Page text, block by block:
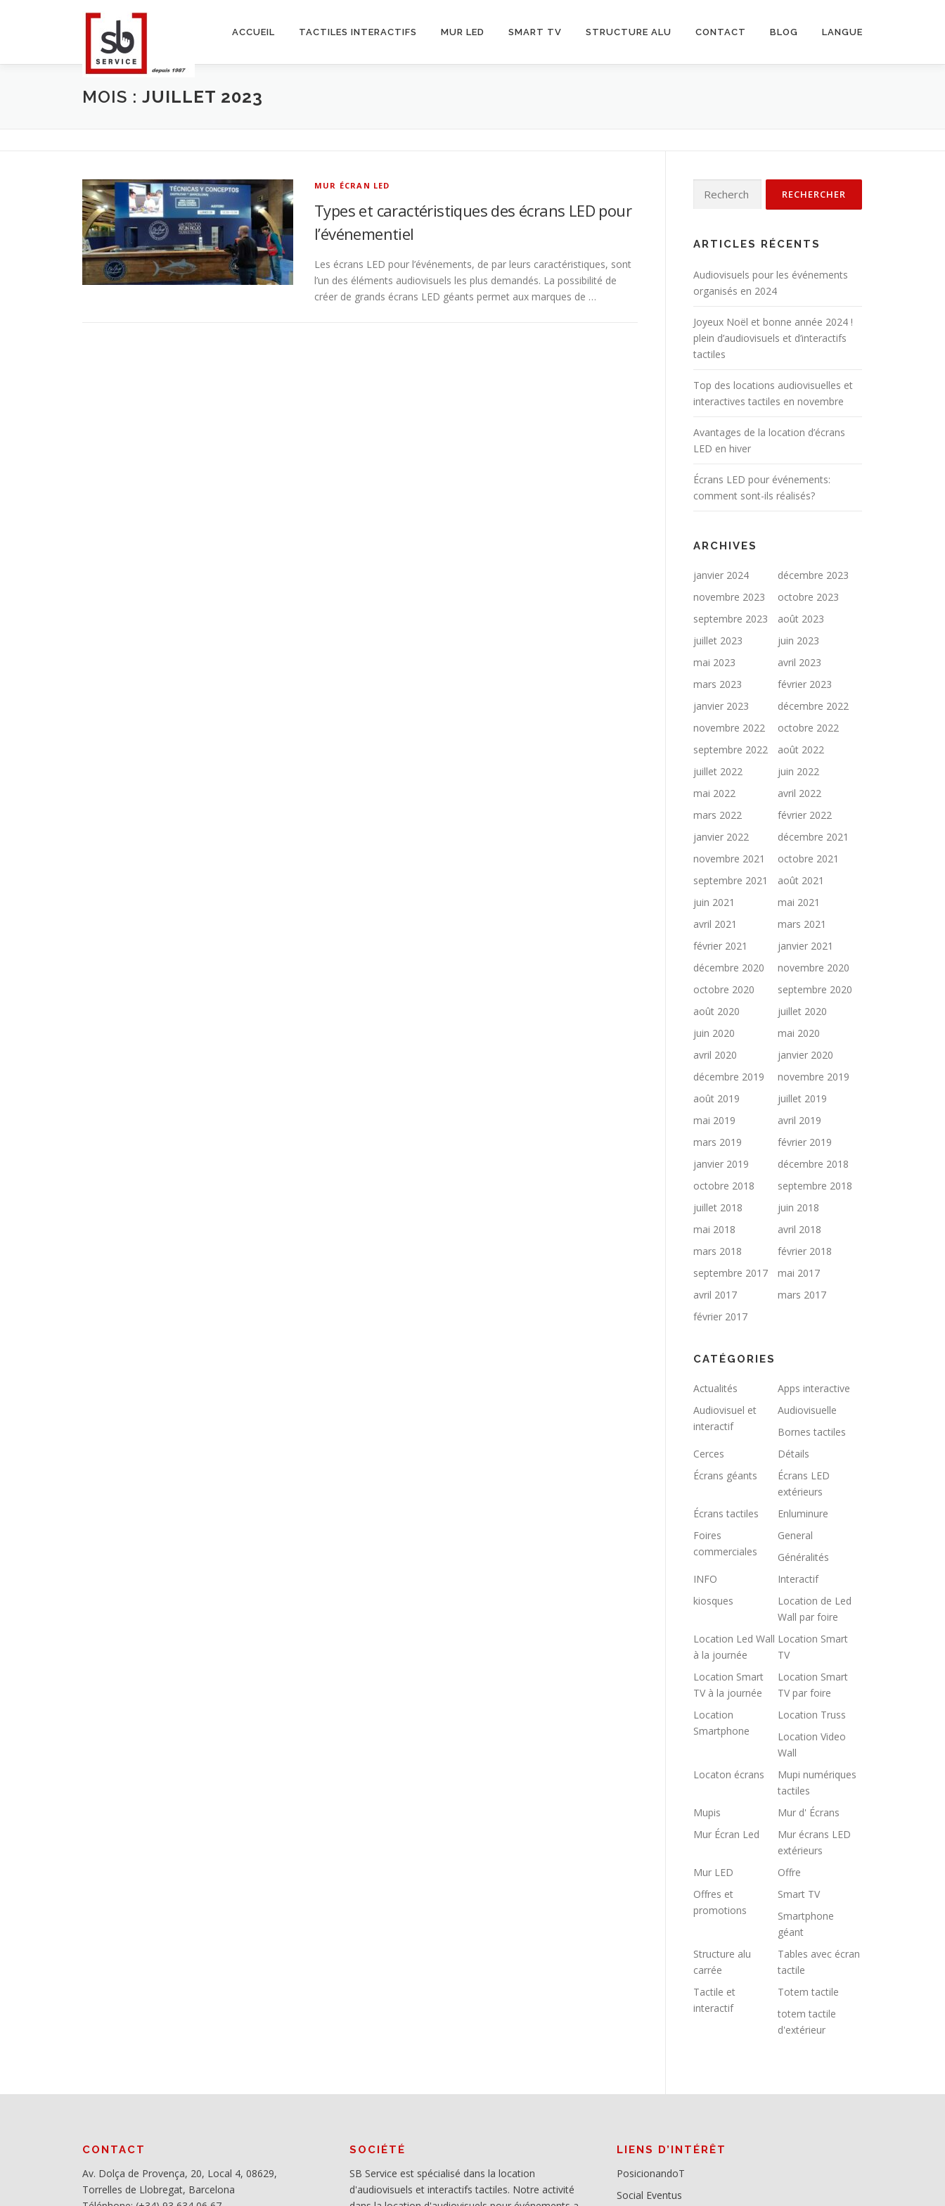
ACCUEIL TACTILES INTERACTIFS MUR LED SMART TV STRUCTURE ALU CONTACT BLOG LANGUE
MOIS : JUILLET 2023
MUR ÉCRAN LED
Types et caractéristiques des écrans LED pour
l’événementiel
Les écrans LED pour l’événements, de par leurs caractéristiques, sont
l’un des éléments audiovisuels les plus demandés. La possibilité de
créer de grands écrans LED géants permet aux marques de …
ARTICLES RÉCENTS
Audiovisuels pour les événements
organisés en 2024
Joyeux Noël et bonne année 2024 !
plein d’audiovisuels et d’interactifs
tactiles
Top des locations audiovisuelles et
interactives tactiles en novembre
Avantages de la location d’écrans
LED en hiver
Écrans LED pour événements:
comment sont-ils réalisés?
ARCHIVES
janvier 2024
décembre 2023
novembre 2023
octobre 2023
septembre 2023
août 2023
juillet 2023
juin 2023
mai 2023
avril 2023
mars 2023
février 2023
janvier 2023
décembre 2022
novembre 2022
octobre 2022
septembre 2022
août 2022
juillet 2022
juin 2022
mai 2022
avril 2022
mars 2022
février 2022
janvier 2022
décembre 2021
novembre 2021
octobre 2021
septembre 2021
août 2021
juin 2021
mai 2021
avril 2021
mars 2021
février 2021
janvier 2021
décembre 2020
novembre 2020
octobre 2020
septembre 2020
août 2020
juillet 2020
juin 2020
mai 2020
avril 2020
janvier 2020
décembre 2019
novembre 2019
août 2019
juillet 2019
mai 2019
avril 2019
mars 2019
février 2019
janvier 2019
décembre 2018
octobre 2018
septembre 2018
juillet 2018
juin 2018
mai 2018
avril 2018
mars 2018
février 2018
septembre 2017
mai 2017
avril 2017
mars 2017
février 2017
CATÉGORIES
Actualités
Apps interactive
Audiovisuel et
interactif
Audiovisuelle
Bornes tactiles
Cerces
Détails
Écrans géants
Écrans LED
extérieurs
Écrans tactiles
Enluminure
Foires
commerciales
General
Généralités
INFO
Interactif
kiosques
Location de Led
Wall par foire
Location Led Wall
à la journée
Location Smart
TV
Location Smart
TV à la journée
Location Smart
TV par foire
Location
Smartphone
Location Truss
Location Video
Wall
Locaton écrans
Mupi numériques
tactiles
Mupis
Mur d' Écrans
Mur Écran Led
Mur écrans LED
extérieurs
Mur LED
Offre
Offres et
promotions
Smart TV
Smartphone
géant
Structure alu
carrée
Tables avec écran
tactile
Tactile et
interactif
Totem tactile
totem tactile
d'extérieur
CONTACT
Av. Dolça de Provença, 20, Local 4, 08629,
Torrelles de Llobregat, Barcelona
SOCIÉTÉ
SB Service est spécialisé dans la location
d'audiovisuels et interactifs tactiles. Notre activité
LIENS D’INTÉRÊT
PosicionandoT
Social Eventus